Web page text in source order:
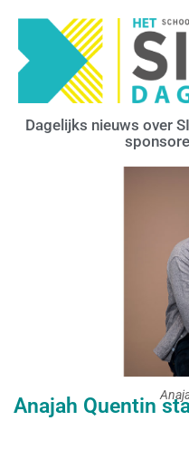
Dagelijks nieuws over
Anajah Quentin